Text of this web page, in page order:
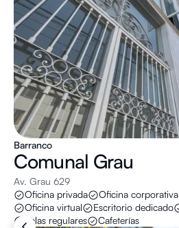
Barranco
Comunal Grau
Av. Grau 629
Oficina privada
Oficina corporativa
Oficina virtual
Escritorio dedicado
Salas regulares
Cafeterías